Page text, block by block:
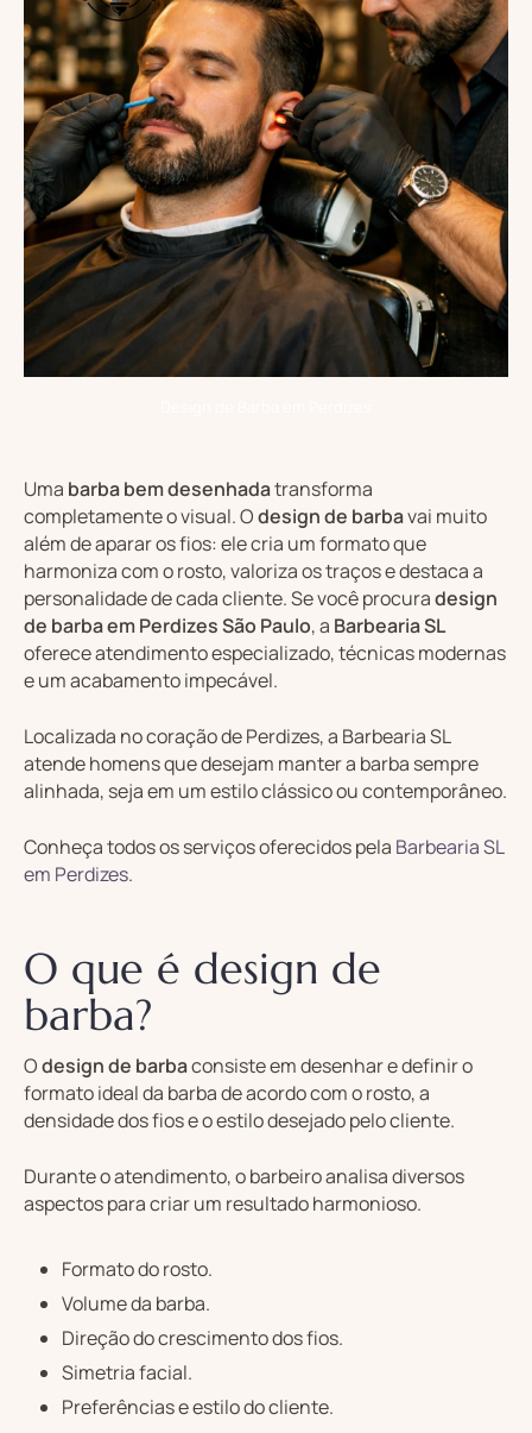
Uma barba bem desenhadatransforma
completamente o visual. Odesign de barbavai muito
além de aparar os fios: ele cria um formato que
harmoniza com o rosto, valoriza os traços e destaca a
personalidade de cada cliente. Se você procuradesign
de barba em Perdizes São Paulo, a Barbearia SL
oferece atendimento especializado, técnicas modernas
e um acabamento impecável.
Localizada no coração de Perdizes, a Barbearia SL
atende homens que desejam manter a barba sempre
alinhada, seja em um estilo clássico ou contemporâneo.
Conheça todos os serviços oferecidos pela Barbearia SL
em Perdizes.
O que é design de
barba?
Odesign de barbaconsiste em desenhar e definir o
formato ideal da barba de acordo com o rosto, a
densidade dos fios e o estilo desejado pelo cliente.
Durante o atendimento, o barbeiro analisa diversos
aspectos para criar um resultado harmonioso.
Formato do rosto.
Volume da barba.
Direção do crescimento dos fios.
Simetria facial.
Preferências e estilo do cliente.